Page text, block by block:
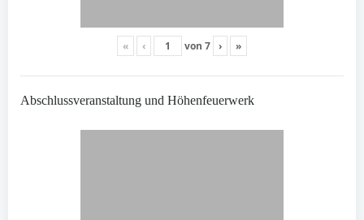
« ‹ von 7 › »
Abschlussveranstaltung und Höhenfeuerwerk